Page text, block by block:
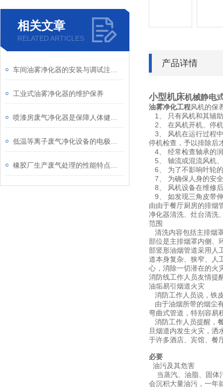
相关文章
RELATED ARTICLES
工业式油雾净化器的维护保养
产品详情
小型机床机械静电
油雾净化工程风机的保
1、 只有风机和其辅
2、 在风机开机、停
3、 风机在运行过程
停机检查，予以排除后
4、 经常检查轴承的
5、 轴流或混流风机
6、 为了不影响叶轮
7、 为确保人身的安
8、 风机设备在维修
9、 如发现三角皮带
由由于餐厅厨房的排烟
净化器清洗、灶台清洗
范围
清洗内容包括主排烟
部位是主排烟罩内侧、
部竖形油烟管道采用人
道本身复杂、狭窄、人
心，消除一切潜在的火
消防线工作人员友情提
油垢易引烟道火灾
消防工作人员说，铁
由于油烟所带的烟尘
弯曲式管道，特别容易
消防工作人员提醒，
旦烟道内发生火灾，洒
于许多酒店、宾馆、餐
必要
油污及其危害
当蒸汽、油脂、固体
会沉积大量油污，一年